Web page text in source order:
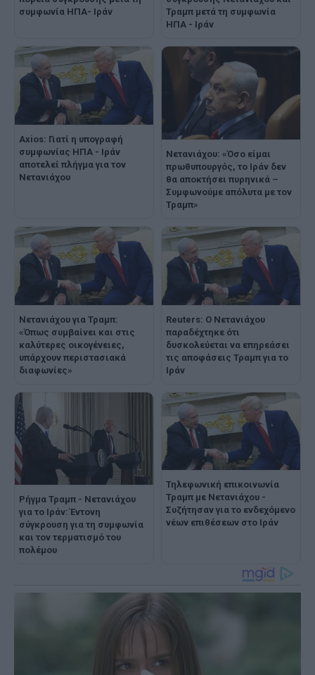
συμφωνία ΗΠΑ- Ιράν
Τραμπ μετά τη συμφωνία
ΗΠΑ - Ιράν
Axios: Γιατί η υπογραφή
συμφωνίας ΗΠΑ - Ιράν
αποτελεί πλήγμα για τον
Νετανιάχου
Νετανιάχου: «Όσο είμαι
πρωθυπουργός, το Ιράν δεν
θα αποκτήσει πυρηνικά –
Συμφωνούμε απόλυτα με τον
Τραμπ»
Νετανιάχου για Τραμπ:
«Όπως συμβαίνει και στις
καλύτερες οικογένειες,
υπάρχουν περιστασιακά
διαφωνίες»
Reuters: Ο Νετανιάχου
παραδέχτηκε ότι
δυσκολεύεται να επηρεάσει
τις αποφάσεις Τραμπ για το
Ιράν
Ρήγμα Τραμπ - Νετανιάχου
για το Ιράν: Έντονη
σύγκρουση για τη συμφωνία
και τον τερματισμό του
πολέμου
Τηλεφωνική επικοινωνία
Τραμπ με Νετανιάχου -
Συζήτησαν για το ενδεχόμενο
νέων επιθέσεων στο Ιράν